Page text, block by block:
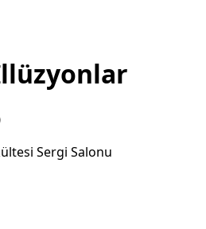
Sergi Salonu